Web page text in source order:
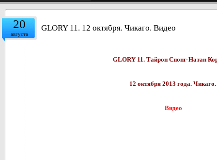
20
августа
GLORY 11. 12 октября. Чикаго. Видео
GLORY 11. Тайрон Спонг-Натан
12 октября 2013 года. Чикаго.
Видео